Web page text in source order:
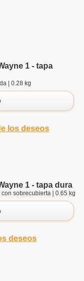
1 - tapa
| 0.28 kg
los deseos
1 - tapa dura
sobrecubierta | 0.65 kg
deseos